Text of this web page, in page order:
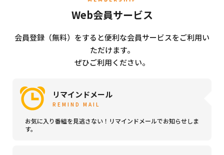
Web会員サービス
会員登録（無料）をすると便利な会員サービスをご利用い
ただけます。
ぜひご利用ください。
リマインドメール
REMIND MAIL
お気に入り番組を見逃さない！リマインドメールでお知らせしま
す。